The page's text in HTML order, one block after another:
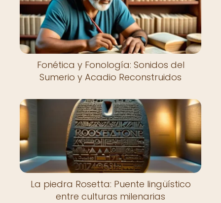
Fonética y Fonología: Sonidos del
Sumerio y Acadio Reconstruidos
La piedra Rosetta: Puente lingüístico
entre culturas milenarias